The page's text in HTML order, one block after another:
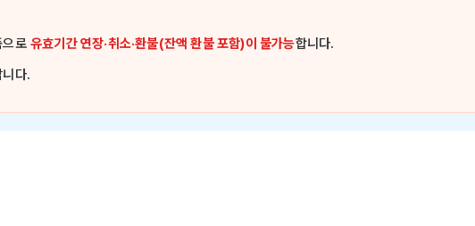
으로유효기간 연장·취소·환불(잔액 환불 포함)이 불가능합니다.
다.